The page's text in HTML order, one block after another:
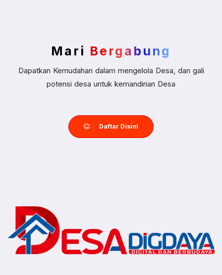
Mari Bergabung
Dapatkan Kemudahan dalam mengelola Desa, dan gali
potensi desa untuk kemandirian Desa
Daftar Disini